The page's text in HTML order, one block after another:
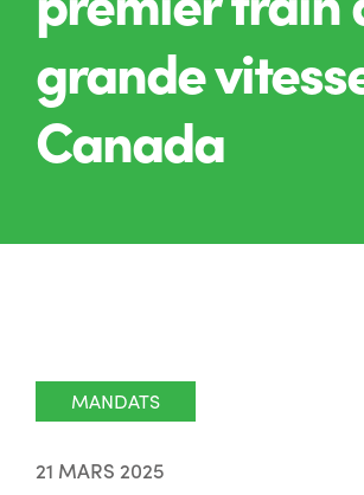
grande
Canada
MANDATS
21 MARS 2025